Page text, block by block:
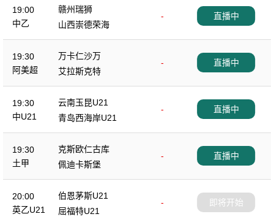
19:00
中乙
赣州瑞狮
-
山西崇德荣海
直播中
19:30
阿美超
万卡仁沙万
-
艾拉斯克特
直播中
19:30
中U21
云南玉昆U21
-
青岛西海岸U21
直播中
19:30
土甲
克斯欧仁古库
-
佩迪卡斯堡
直播中
20:00
英乙U21
伯恩茅斯U21
-
屈福特U21
即将开始